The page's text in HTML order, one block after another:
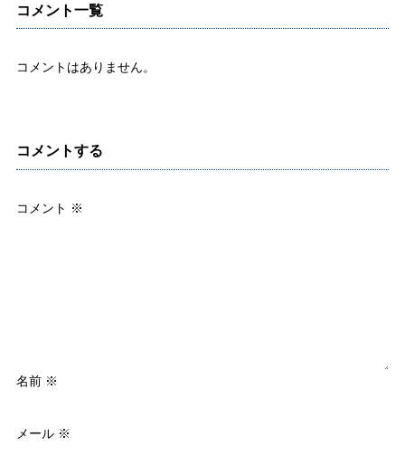
コメント一覧
コメントはありません。
コメントする
コメント ※
名前 ※
メール ※